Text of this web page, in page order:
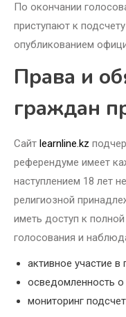
По окончании
приступают к
опубликованием
Права и
граждан
Сайт learnline.kz
референдуме имеет
наступлением 18 лет
религиозной
иметь доступ к
голосования и
активное участие в
осведомленность
мониторинг